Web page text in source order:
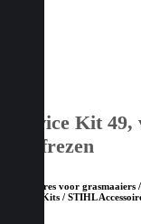
Service Kit
tuinfrezen
Accessoires voor
Service Kits / STIHL